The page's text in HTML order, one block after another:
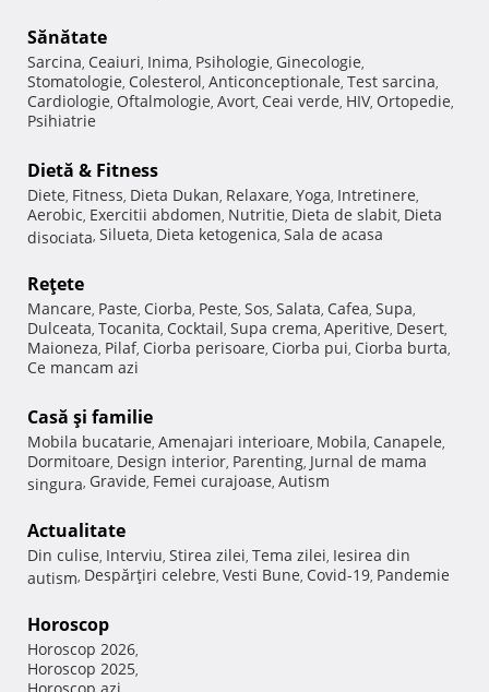
Sănătate
Sarcina, Ceaiuri, Inima, Psihologie, Ginecologie,
Stomatologie, Colesterol, Anticonceptionale, Test sarcina,
Cardiologie, Oftalmologie, Avort, Ceai verde, HIV, Ortopedie,
Psihiatrie
Dietă & Fitness
Diete, Fitness, Dieta Dukan, Relaxare, Yoga, Intretinere,
Aerobic, Exercitii abdomen, Nutritie, Dieta de slabit, Dieta
disociata, Silueta, Dieta ketogenica, Sala de acasa
Reţete
Mancare, Paste, Ciorba, Peste, Sos, Salata, Cafea, Supa,
Dulceata, Tocanita, Cocktail, Supa crema, Aperitive, Desert,
Maioneza, Pilaf, Ciorba perisoare, Ciorba pui, Ciorba burta,
Ce mancam azi
Casă şi familie
Mobila bucatarie, Amenajari interioare, Mobila, Canapele,
Dormitoare, Design interior, Parenting, Jurnal de mama
singura, Gravide, Femei curajoase, Autism
Actualitate
Din culise, Interviu, Stirea zilei, Tema zilei, Iesirea din
autism, Despărţiri celebre, Vesti Bune, Covid-19, Pandemie
Horoscop
Horoscop 2026,
Horoscop 2025,